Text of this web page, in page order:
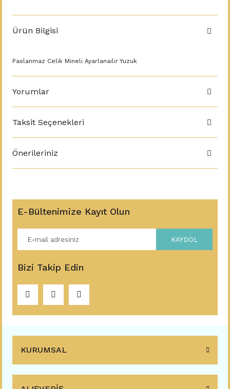
Ürün Bilgisi
Paslanmaz Celik Mineli Ayarlanailir Yuzuk
Yorumlar
Taksit Seçenekleri
Önerileriniz
E-Bültenimize Kayıt Olun
KAYDOL
Bizi Takip Edin
KURUMSAL